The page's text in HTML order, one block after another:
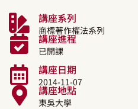
講座系列
商標著作權法系列
講座進程
已開課
講座日期
2014-11-07
講座地點
東吳大學